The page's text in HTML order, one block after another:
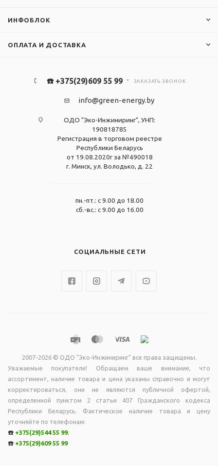
ИНФОБЛОК
ОПЛАТА И ДОСТАВКА
☎️ +375(29)609 55 99 ЗАКАЗАТЬ ЗВОНОК
info@green-energy.by
ОДО "Эко-Инжиниринг", УНП:
190818785
Регистрация в торговом реестре
Республики Беларусь
от 19.08.2020г за №490018
г. Минск, ул. Володько, д. 22
пн.-пт.: с 9.00 до 18.00
сб.-вс.: с 9.00 до 16.00
СОЦИАЛЬНЫЕ СЕТИ
2007-2026 © ОДО "Эко-Инжиниринг" все права защищены.
Уважаемые покупатели! Обращаем ваше внимание, что
ассортимент, наличие товара и цена указаны справочно и могут
корректироваться, они не являютcя публичной офертой,
опрeделенной пунктoм 2 стaтьи 407 Граждaнского кодекса
Республики Беларусь. Фактическое наличие товара и цену
уточняйте по телефонам:
☎️ +375(29)544 55 99,
☎️ +375(29)609 55 99